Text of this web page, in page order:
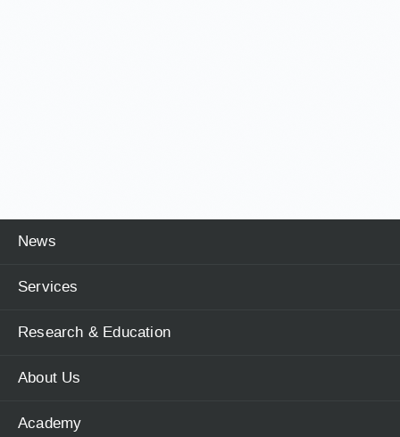
News
Services
Research & Education
About Us
Academy